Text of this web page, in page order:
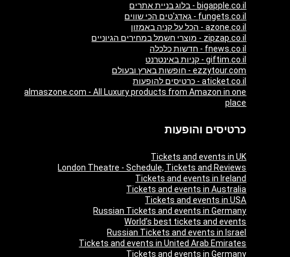
bigapple.co.il - בלוג בניית אתרים
fungets.co.il - גאדג'טים הכי שווים
azone.co.il - הכל על קניה באמזון
zipzap.co.il - מוצרי חשמל במחירים הגיוניים
fnews.co.il - חדשות כלכלה
giftim.co.il - קניות באינטרנט
ezzytour.com - חופשות בארץ ובעולם
aticket.co.il - כרטיסים להופעות
almaszone.com - All Luxury products from Amazon in one
place
כרטיסים והופעות
Tickets and events in UK
London Theatre - Schedule, Tickets and Reviews
Tickets and events in Ireland
Tickets and events in Australia
Tickets and events in USA
Russian Tickets and events in Germany
World’s best tickets and events
Russian Tickets and events in Israel
Tickets and events in United Arab Emirates
Tickets and events in Germany